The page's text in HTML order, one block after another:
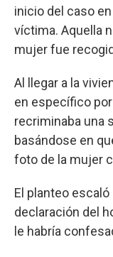
inicio del caso
víctima. Aquella
mujer fue
Al llegar a la
en específico
recriminaba una
basándose en
foto de la mujer
El planteo
declaración del
le habría